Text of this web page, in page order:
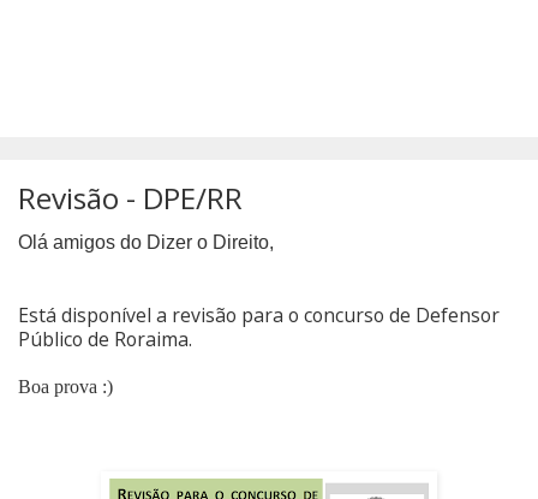
Revisão - DPE/RR
Olá amigos do Dizer o Direito,
Está disponível a revisão para o concurso de Defensor
Público de Roraima.
Boa prova :)